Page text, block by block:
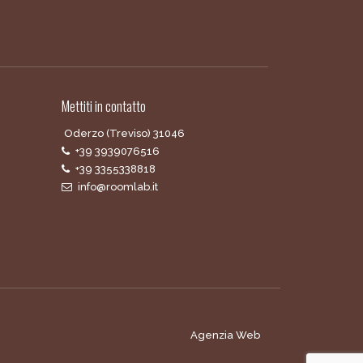
Mettiti in contatto
Oderzo (Treviso) 31046
+39 3939076516
+39 3355338818
info@roomlab.it
Agenzia Web